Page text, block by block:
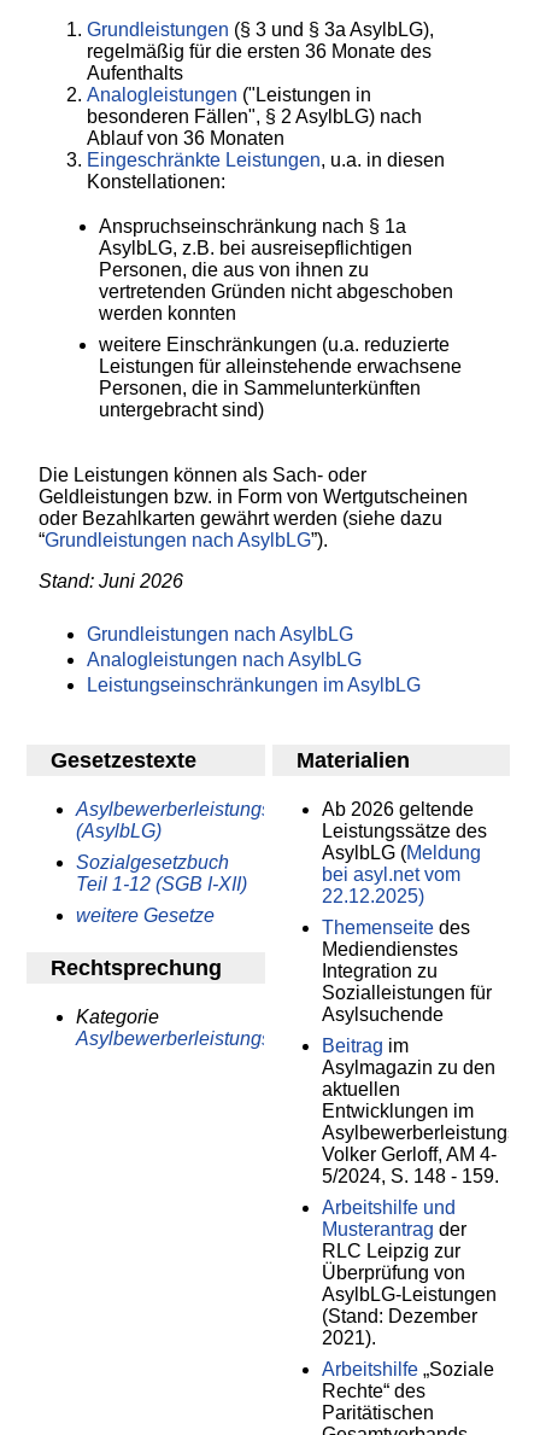
Grundleistungen (§ 3 und § 3a AsylbLG),
regelmäßig für die ersten 36 Monate des
Aufenthalts
Analogleistungen ("Leistungen in
besonderen Fällen", § 2 AsylbLG) nach
Ablauf von 36 Monaten
Eingeschränkte Leistungen, u.a. in diesen
Konstellationen:
Anspruchseinschränkung nach § 1a
AsylbLG, z.B. bei ausreisepflichtigen
Personen, die aus von ihnen zu
vertretenden Gründen nicht abgeschoben
werden konnten
weitere Einschränkungen (u.a. reduzierte
Leistungen für alleinstehende erwachsene
Personen, die in Sammelunterkünften
untergebracht sind)
Die Leistungen können als Sach- oder
Geldleistungen bzw. in Form von Wertgutscheinen
oder Bezahlkarten gewährt werden (siehe dazu
“Grundleistungen nach AsylbLG”).
Stand: Juni 2026
Grundleistungen nach AsylbLG
Analogleistungen nach AsylbLG
Leistungseinschränkungen im AsylbLG
Gesetzestexte
Asylbewerberleistungsgesetz
(AsylbLG)
Sozialgesetzbuch
Teil 1-12 (SGB I-XII)
weitere Gesetze
Rechtsprechung
Kategorie
Asylbewerberleistungsgesetz
Materialien
Ab 2026 geltende
Leistungssätze des
AsylbLG (Meldung
bei asyl.net vom
22.12.2025)
Themenseitedes
Mediendienstes
Integration zu
Sozialleistungen für
Asylsuchende
Beitrag im
Asylmagazin zu den
aktuellen
Entwicklungen im
Volker Gerloff, AM 4-
5/2024, S. 148 - 159.
Arbeitshilfe und
Musterantrag der
RLC Leipzig zur
Überprüfung von
AsylbLG-Leistungen
(Stand: Dezember
2021).
Arbeitshilfe „Soziale
Rechte“ des
Paritätischen